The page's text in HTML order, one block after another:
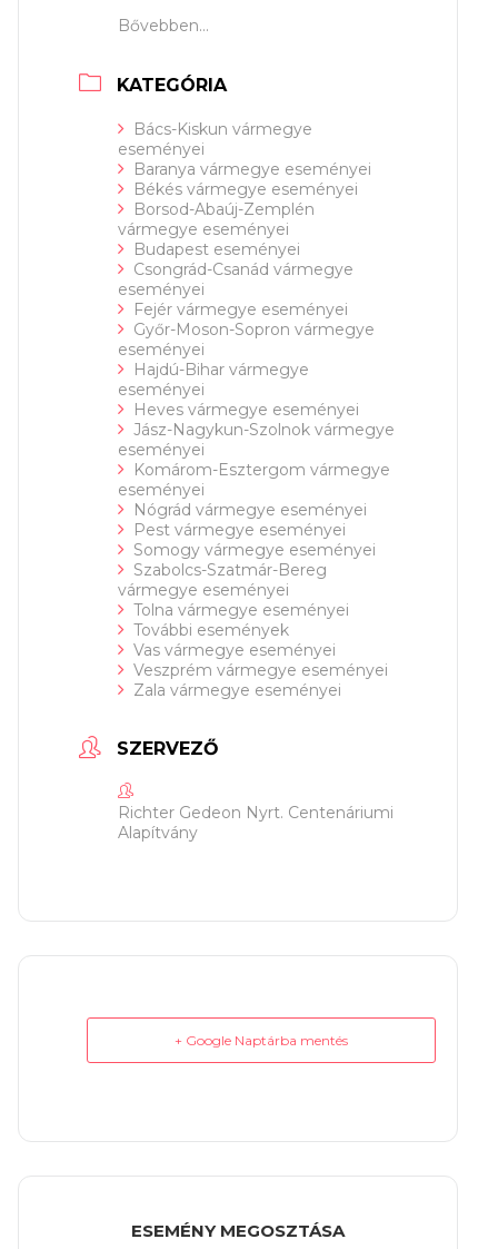
Bővebben...
KATEGÓRIA
Bács-Kiskun vármegye
eseményei
Baranya vármegye eseményei
Békés vármegye eseményei
Borsod-Abaúj-Zemplén
vármegye eseményei
Budapest eseményei
Csongrád-Csanád vármegye
eseményei
Fejér vármegye eseményei
Győr-Moson-Sopron vármegye
eseményei
Hajdú-Bihar vármegye
eseményei
Heves vármegye eseményei
Jász-Nagykun-Szolnok vármegye
eseményei
Komárom-Esztergom vármegye
eseményei
Nógrád vármegye eseményei
Pest vármegye eseményei
Somogy vármegye eseményei
Szabolcs-Szatmár-Bereg
vármegye eseményei
Tolna vármegye eseményei
További események
Vas vármegye eseményei
Veszprém vármegye eseményei
Zala vármegye eseményei
SZERVEZŐ
Richter Gedeon Nyrt. Centenáriumi
Alapítvány
+ Google Naptárba mentés
ESEMÉNY MEGOSZTÁSA